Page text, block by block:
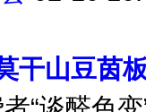
干山豆茵